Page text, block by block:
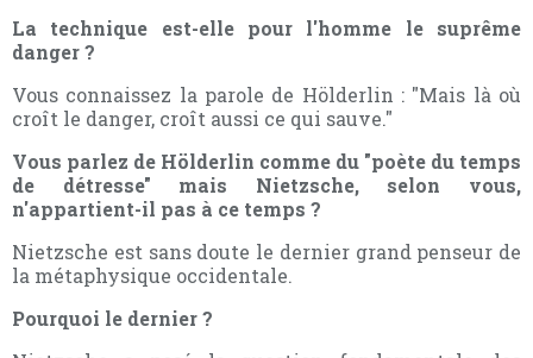
La technique est-elle pour l'homme le suprême
danger ?
Vous connaissez la parole de Hölderlin : "Mais là où
croît le danger, croît aussi ce qui sauve."
Vous parlez de Hölderlin comme du "poète du temps
de détresse" mais Nietzsche, selon vous,
n'appartient-il pas à ce temps ?
Nietzsche est sans doute le dernier grand penseur de
la métaphysique occidentale.
Pourquoi le dernier ?